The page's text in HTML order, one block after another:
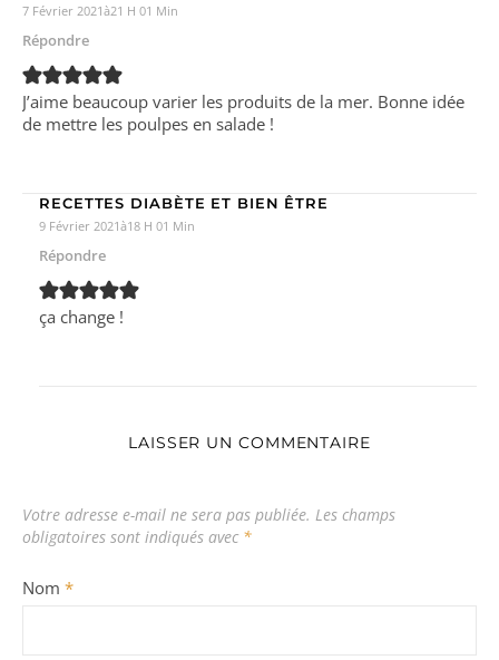
7 Février 2021à21 H 01 Min
Répondre
J’aime beaucoup varier les produits de la mer. Bonne idée
de mettre les poulpes en salade !
RECETTES DIABÈTE ET BIEN ÊTRE
9 Février 2021à18 H 01 Min
Répondre
ça change !
LAISSER UN COMMENTAIRE
Votre adresse e-mail ne sera pas publiée. Les champs
obligatoires sont indiqués avec *
Nom *